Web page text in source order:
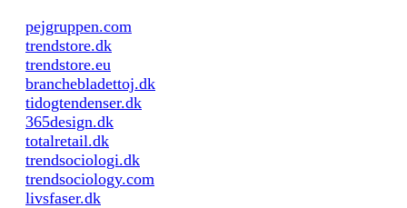
pejgruppen.com
trendstore.dk
trendstore.eu
branchebladettoj.dk
tidogtendenser.dk
365design.dk
totalretail.dk
trendsociologi.dk
trendsociology.com
livsfaser.dk